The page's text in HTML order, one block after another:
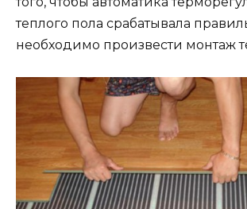
теплого пола срабатывала
необходимо произвести монтаж